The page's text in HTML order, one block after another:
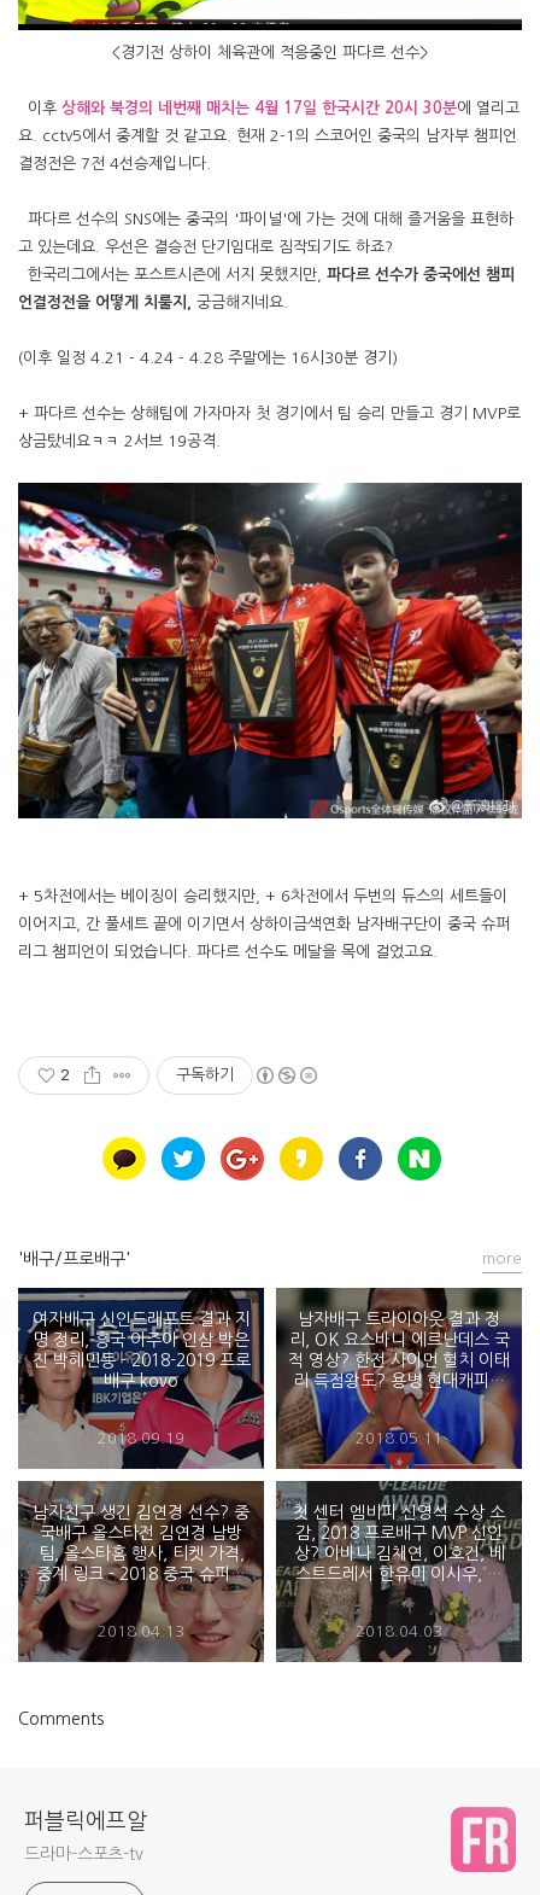
<경기전 상하이 체육관에 적응중인 파다르 선수>
이후 상해와 북경의 네번째 매치는 4월 17일 한국시간 20시 30분에 열리고
요. cctv5에서 중계할 것 같고요. 현재 2-1의 스코어인 중국의 남자부 챔피언
결정전은 7전 4선승제입니다.
파다르 선수의 SNS에는 중국의 '파이널'에 가는 것에 대해 즐거움을 표현하
고 있는데요. 우선은 결승전 단기임대로 짐작되기도 하죠?
한국리그에서는 포스트시즌에 서지 못했지만,
파다르 선수가 중국에선 챔피
언결정전을 어떻게 치룰지,
궁금해지네요.
(이후 일정 4.21 - 4.24 - 4.28 주말에는 16시30분 경기)
+ 파다르 선수는 상해팀에 가자마자 첫 경기에서 팀 승리 만들고 경기 MVP로
상금탔네요ㅋㅋ 2서브 19공격.
+ 5차전에서는 베이징이 승리했지만, + 6차전에서 두번의 듀스의 세트들이
이어지고, 간 풀세트 끝에 이기면서 상하이금색연화 남자배구단이 중국 슈퍼
리그 챔피언이 되었습니다. 파다르 선수도 메달을 목에 걸었고요.
2 구독하기
'배구/프로배구'
여자배구 신인드래프트 결과 지
명 정리, 흥국 이주아 인삼 박은
진 박혜민등 - 2018-2019 프로
배구 kovo
2018.09.19
남자배구 트라이아웃 결과 정
리, OK 요스바니 에르난데스 국
적 영상? 한전 사이먼 헐치 이태
리 득점왕도? 용병 현대캐피탈
파다르, 우리카드 아가메즈 지
명 - 2018-2019 프로배구
2018.05.11
남자친구 생긴 김연경 선수? 중
국배구 올스타전 김연경 남방
팀, 올스타홈 행사, 티켓 가격,
중계 링크 - 2018 중국 슈퍼리
그 올스타전
2018.04.13
첫 센터 엠비피 신영석 수상 소
감, 2018 프로배구 MVP 신인
상? 이바나 김채연, 이호건, 베
스트드레서 한유미 이시우, 전
광인 결혼 - 도드람 2017 2018
V리그 시상식
2018.04.03
more
Comments
퍼블릭에프알
드라마-스포츠-tv